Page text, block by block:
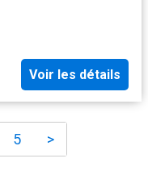
Voir les détails
5 >